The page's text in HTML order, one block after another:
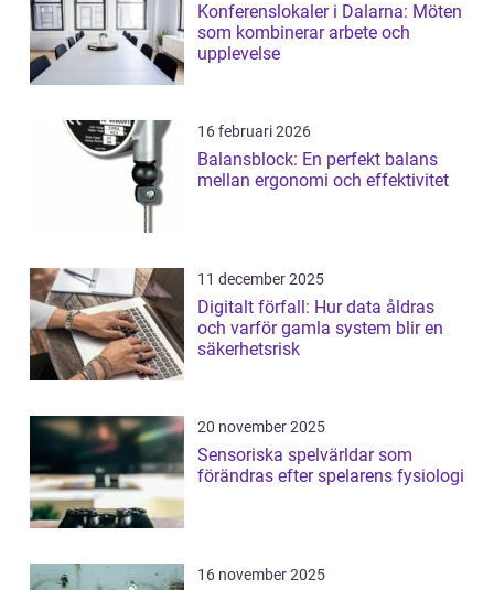
Konferenslokaler i Dalarna: Möten
som kombinerar arbete och
upplevelse
16 februari 2026
Balansblock: En perfekt balans
mellan ergonomi och effektivitet
11 december 2025
Digitalt förfall: Hur data åldras
och varför gamla system blir en
säkerhetsrisk
20 november 2025
Sensoriska spelvärldar som
förändras efter spelarens fysiologi
16 november 2025